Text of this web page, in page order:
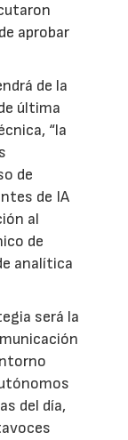
aprobar
de la
última
“la
de
de IA
al
de
analítica
será la
del día,